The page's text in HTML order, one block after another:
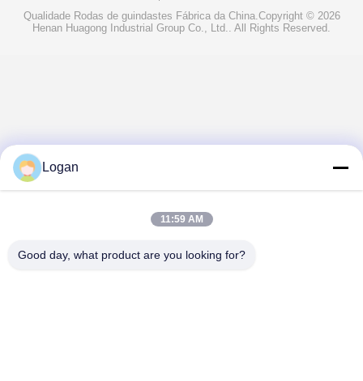
Qualidade Rodas de guindastes Fábrica da China.Copyright © 2026
Henan Huagong Industrial Group Co., Ltd.. All Rights Reserved.
Logan
11:59 AM
Good day, what product are you looking for?